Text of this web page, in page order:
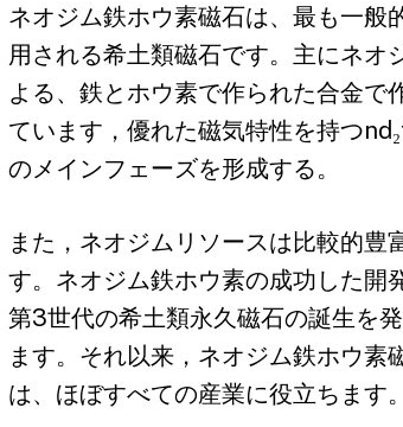
ネオジム鉄ホウ素磁石は、最も一般
用される希土類磁石です。主にネオ
よる、鉄とホウ素で作られた合金で
ています，優れた磁気特性を持つ
のメインフェーズを形成する。
また，ネオジムリソースは比較的豊
す。ネオジム鉄ホウ素の成功した開
第3世代の希土類永久磁石の誕生を
ます。それ以来，ネオジム鉄ホウ素
は、ほぼすべての産業に役立ちます。